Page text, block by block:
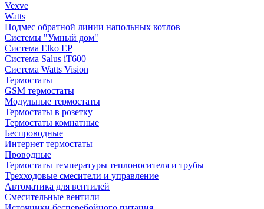
Vexve
Watts
Подмес обратной линии напольных котлов
Системы "Умный дом"
Система Elko EP
Система Salus iT600
Система Watts Vision
Термостаты
GSM термостаты
Модульные термостаты
Термостаты в розетку
Термостаты комнатные
Беспроводные
Интернет термостаты
Проводные
Термостаты температуры теплоносителя и трубы
Трехходовые смесители и управление
Автоматика для вентилей
Смесительные вентили